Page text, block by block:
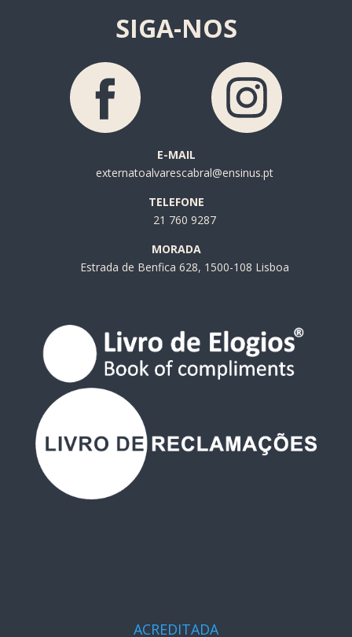
SIGA-NOS
E-MAIL
externatoalvarescabral@ensinus.pt
TELEFONE
21 760 9287
MORADA
Estrada de Benfica 628, 1500-108 Lisboa
ACREDITADA